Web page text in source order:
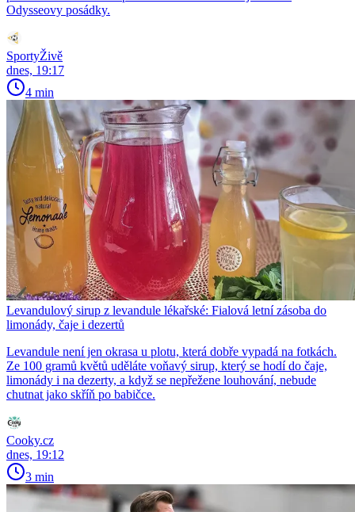
Odysseovy posádky.
SportyŽivě
dnes, 19:17
4 min
Levandulový sirup z levandule lékařské: Fialová letní zásoba do
limonády, čaje i dezertů
Levandule není jen okrasa u plotu, která dobře vypadá na fotkách.
Ze 100 gramů květů uděláte voňavý sirup, který se hodí do čaje,
limonády i na dezerty, a když se nepřežene louhování, nebude
chutnat jako skříň po babičce.
Cooky.cz
dnes, 19:12
3 min